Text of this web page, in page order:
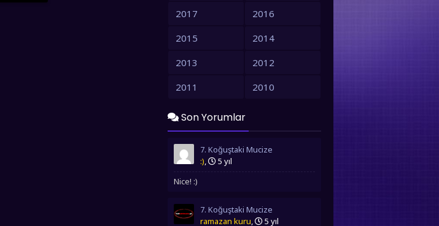
2017
2016
2015
2014
2013
2012
2011
2010
Son Yorumlar
7. Koğuştaki Mucize
:),
5 yıl
Nice! :)
7. Koğuştaki Mucize
ramazan kuru, 5 yıl